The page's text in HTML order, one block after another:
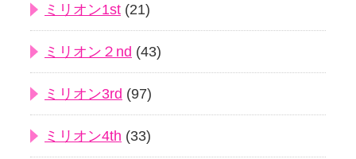
ミリオン1st (21)
ミリオン２nd (43)
ミリオン3rd (97)
ミリオン4th (33)